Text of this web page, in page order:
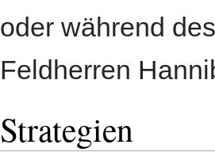
oder während
Feldherren
Strategien